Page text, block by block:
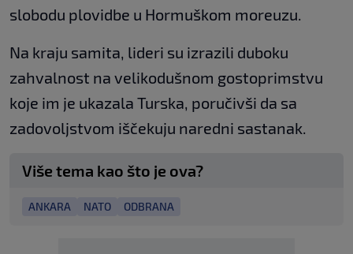
slobodu plovidbe u Hormuškom moreuzu.
Na kraju samita, lideri su izrazili duboku
zahvalnost na velikodušnom gostoprimstvu
koje im je ukazala Turska, poručivši da sa
zadovoljstvom iščekuju naredni sastanak.
Više tema kao što je ova?
ANKARA NATO ODBRANA